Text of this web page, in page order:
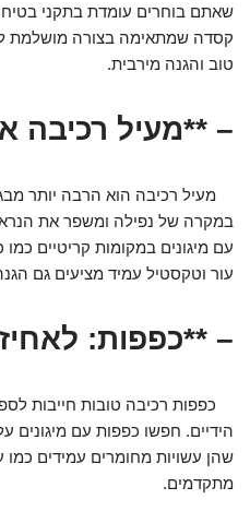
קסדה שמתאימה בצורה מושלמת
טוב והגנה מירבית.
– **מעיל רכיבה
מעיל רכיבה הוא הרבה יותר
במקרה של נפילה ומשפר את
עם מיגונים במקומות קריטיים
עור וטקסטיל עמיד מציעים גם
– **כפפות:
כפפות רכיבה טובות חייבות
הידיים. חפשו כפפות עם מיגונים
שהן עשויות מחומרים עמידים כמו
מתקדמים.